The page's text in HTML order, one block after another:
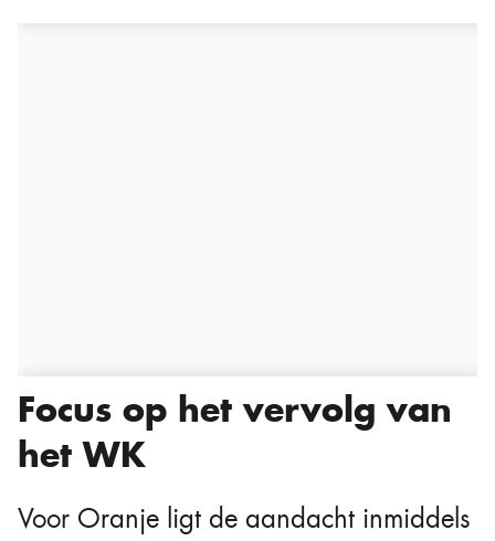
Focus op het vervolg van
het WK
Voor Oranje ligt de aandacht inmiddels